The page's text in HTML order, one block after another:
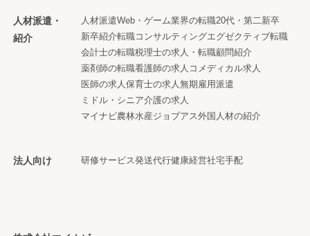
人材派遣・
紹介
人材派遣Web・ゲーム業界の転職20代・第二新卒
新卒紹介転職コンサルティングエグゼクティブ転職
会計士の転職税理士の求人・転職顧問紹介
薬剤師の転職看護師の求人 コメディカル求人
医師の求人 保育士の求人 無期雇用派遣
ミドル・シニア介護の求人
マイナビ農林水産ジョブアス外国人材の紹介
法人向け 研修サービス発送代行健康経営社宅手配